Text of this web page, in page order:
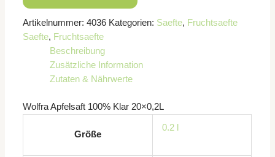
Artikelnummer:4036 Kategorien: Saefte, Fruchtsaefte
Saefte, Fruchtsaefte
Beschreibung
Zusätzliche Information
Zutaten & Nährwerte
Wolfra Apfelsaft 100% Klar 20×0,2L
Größe
0.2 l